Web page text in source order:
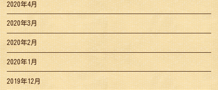
2020年4月
2020年3月
2020年2月
2020年1月
2019年12月